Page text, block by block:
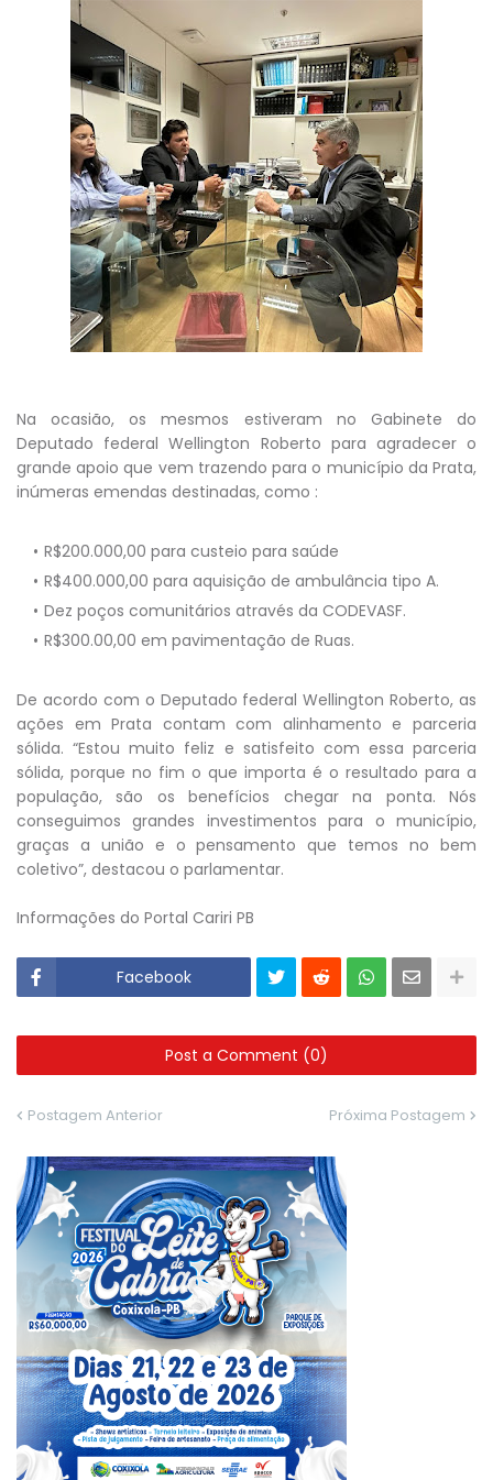
Na ocasião, os mesmos estiveram no Gabinete do
Deputado federal Wellington Roberto para agradecer o
grande apoio que vem trazendo para o município da Prata,
inúmeras emendas destinadas, como :
R$200.000,00 para custeio para saúde
R$400.000,00 para aquisição de ambulância tipo A.
Dez poços comunitários através da CODEVASF.
R$300.00,00 em pavimentação de Ruas.
De acordo com o Deputado federal Wellington Roberto, as
ações em Prata contam com alinhamento e parceria
sólida. “Estou muito feliz e satisfeito com essa parceria
sólida, porque no fim o que importa é o resultado para a
população, são os benefícios chegar na ponta. Nós
conseguimos grandes investimentos para o município,
graças a união e o pensamento que temos no bem
coletivo”, destacou o parlamentar.
Informações do Portal Cariri PB
Facebook
Post a Comment (0)
Postagem Anterior Próxima Postagem